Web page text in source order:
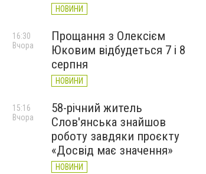
НОВИНИ
Прощання з Олексієм
Юковим відбудеться 7 і 8
серпня
НОВИНИ
16:30
Вчора
58-річний житель
Слов'янська знайшов
роботу завдяки проєкту
«Досвід має значення»
НОВИНИ
15:16
Вчора